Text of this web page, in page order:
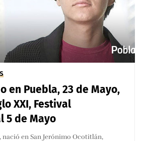
en Puebla, 23 de Mayo,
XXI, Festival
5 de Mayo
nació en San Jerónimo Ocotitlán,